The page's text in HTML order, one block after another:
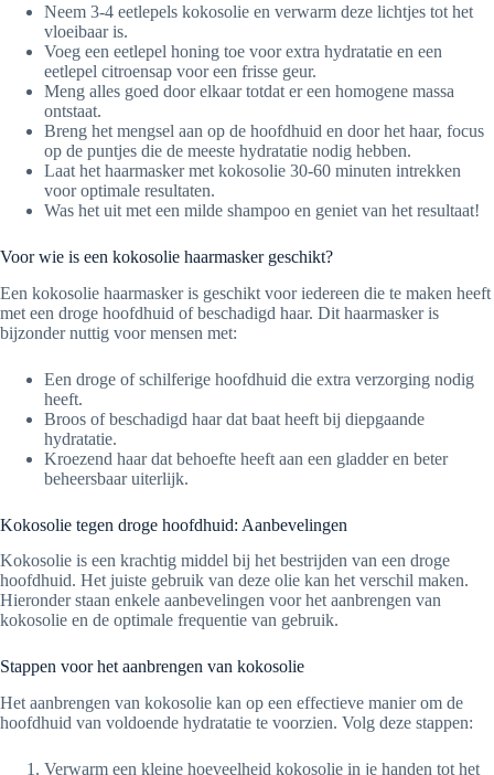
Neem 3-4 eetlepels kokosolie en verwarm deze lichtjes tot het
vloeibaar is.
Voeg een eetlepel honing toe voor extra hydratatie en een
eetlepel citroensap voor een frisse geur.
Meng alles goed door elkaar totdat er een homogene massa
ontstaat.
Breng het mengsel aan op de hoofdhuid en door het haar, focus
op de puntjes die de meeste hydratatie nodig hebben.
Laat het haarmasker met kokosolie 30-60 minuten intrekken
voor optimale resultaten.
Was het uit met een milde shampoo en geniet van het resultaat!
Voor wie is een kokosolie haarmasker geschikt?
Een kokosolie haarmasker is geschikt voor iedereen die te maken heeft
met een droge hoofdhuid of beschadigd haar. Dit haarmasker is
bijzonder nuttig voor mensen met:
Een droge of schilferige hoofdhuid die extra verzorging nodig
heeft.
Broos of beschadigd haar dat baat heeft bij diepgaande
hydratatie.
Kroezend haar dat behoefte heeft aan een gladder en beter
beheersbaar uiterlijk.
Kokosolie tegen droge hoofdhuid: Aanbevelingen
Kokosolie is een krachtig middel bij het bestrijden van een droge
hoofdhuid. Het juiste gebruik van deze olie kan het verschil maken.
Hieronder staan enkele aanbevelingen voor het aanbrengen van
kokosolie en de optimale frequentie van gebruik.
Stappen voor het aanbrengen van kokosolie
Het aanbrengen van kokosolie kan op een effectieve manier om de
hoofdhuid van voldoende hydratatie te voorzien. Volg deze stappen:
Verwarm een kleine hoeveelheid kokosolie in je handen tot het